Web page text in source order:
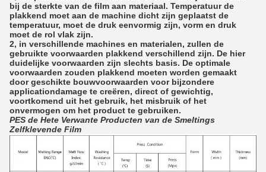
bij de sterkte van de film aan materiaal. Temperatuur de
plakkend moet aan de machine dicht zijn geplaatst de
temperatuur, moet de druk eenvormig zijn, vorm en druk
moet de rol vlak zijn.
2, in verschillende machines en materialen, zullen de
gebruikte voorwaarden plakkend verschillend zijn. De hier
duidelijke voorwaarden zijn slechts basis. De optimale
voorwaarden zouden plakkend moeten worden gemaakt
door geschikte bouwvoorwaarden voor bijzondere
applicationdamage te creëren, direct of gewichtig,
voortkomend uit het gebruik, het misbruik of het
onvermogen om het product te gebruiken.
PES de Hete Verwante Producten van de Smeltings
Zelfklevende Film